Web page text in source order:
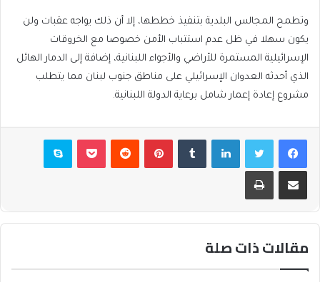
وتطمح المجالس البلدية بتنفيذ خططها، إلا أن ذلك يواجه عقبات ولن
يكون سهلا في ظل عدم استتباب الأمن خصوصا مع الخروقات
الإسرائيلية المستمرة للأراضي والأجواء اللبنانية، إضافة إلى الدمار الهائل
الذي أحدثه العدوان الإسرائيلي على مناطق جنوب لبنان مما يتطلب
مشروع إعادة إعمار شامل برعاية الدولة اللبنانية.
فيسبوكتويتر لينكدإن بينتيريست بوكيت سكايب
مشاركة عبر البريد طباعة
مقالات ذات صلة